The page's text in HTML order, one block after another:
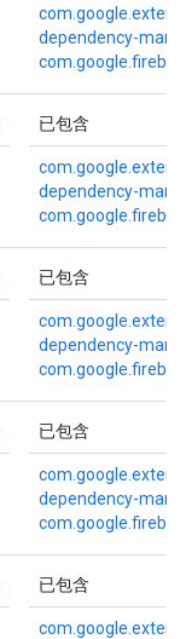
dependency-
已包含
dependency-
已包含
dependency-
已包含
dependency-
已包含